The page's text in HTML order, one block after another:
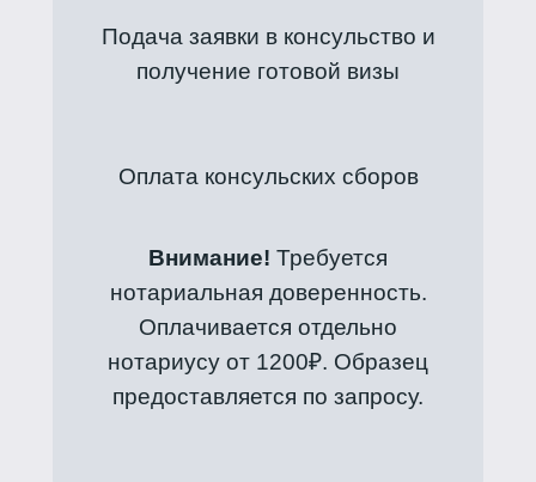
Подача заявки в консульство и
получение готовой визы
Оплата консульских сборов
Внимание! Требуется
нотариальная доверенность.
Оплачивается отдельно
нотариусу от 1200₽. Образец
предоставляется по запросу.